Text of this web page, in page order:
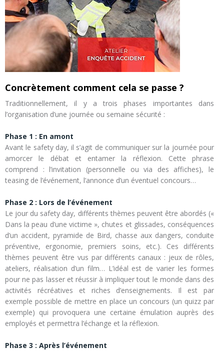
Concrètement comment cela se passe ?
Traditionnellement, il y a trois phases importantes dans
l’organisation d’une journée ou semaine sécurité :
Phase 1 : En amont
Avant le safety day, il s’agit de communiquer sur la journée pour
amorcer le débat et entamer la réflexion. Cette phrase
comprend : l’invitation (personnelle ou via des affiches), le
teasing de l’événement, l’annonce d’un éventuel concours…
Phase 2 : Lors de l’événement
Le jour du safety day, différents thèmes peuvent être abordés («
Dans la peau d’une victime », chutes et glissades, conséquences
d’un accident, pyramide de Bird, chasse aux dangers, conduite
préventive, ergonomie, premiers soins, etc.). Ces différents
thèmes peuvent être vus par différents canaux : jeux de rôles,
ateliers, réalisation d’un film… L’idéal est de varier les formes
pour ne pas lasser et réussir à impliquer tout le monde dans des
activités récréatives et riches d’enseignements. Il est par
exemple possible de mettre en place un concours (un quizz par
exemple) qui provoquera une certaine émulation auprès des
employés et permettra l’échange et la réflexion.
Phase 3 : Après l’événement